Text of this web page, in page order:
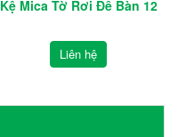
Kệ Mica Tờ Rơi Để Bàn 12
Liên hệ